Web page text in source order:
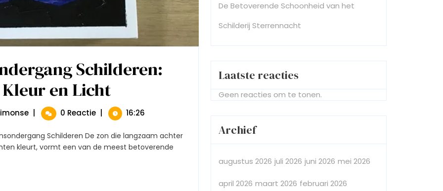
Schilderen:
en LichtKunst
Zonsondergang
Schilderen:
Een
Meesterwerk
In
De
Kunst
Van
Zonsondergang
0 Reactie 16:26
kleurt, vormt een van de meest betoverende
De Betoverende Schoonheid van het
Schilderij Sterrennacht
Laatste reacties
Geen reacties om te tonen.
Archief
augustus 2026 juli 2026 juni 2026 mei 2026
april 2026 maart 2026 februari 2026